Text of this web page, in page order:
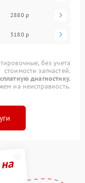
2880 р
3180 р
без учета
стоимости запчастей.
диагностику.
на неисправность.